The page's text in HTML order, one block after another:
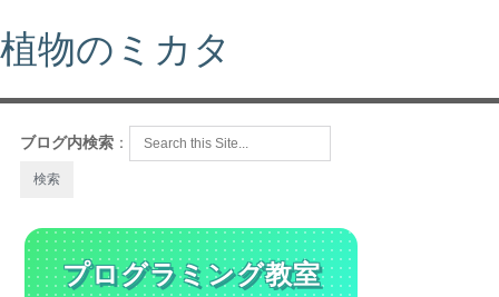
植物のミカタ
ブログ内検索 ：
プログラミング教室